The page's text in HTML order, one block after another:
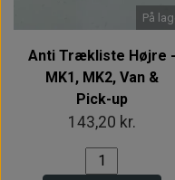
På
Anti Trækliste Højre -
MK1, MK2, Van &
Pick-up
143,20 kr.